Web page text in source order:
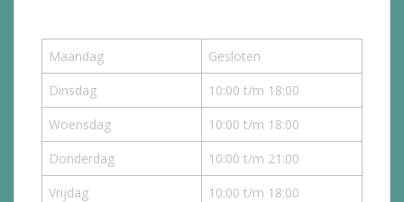
Maandag
Gesloten
Dinsdag
10:00 t/m 18:00
Woensdag
10:00 t/m 18:00
Donderdag
10:00 t/m 21:00
Vrijdag
10:00 t/m 18:00